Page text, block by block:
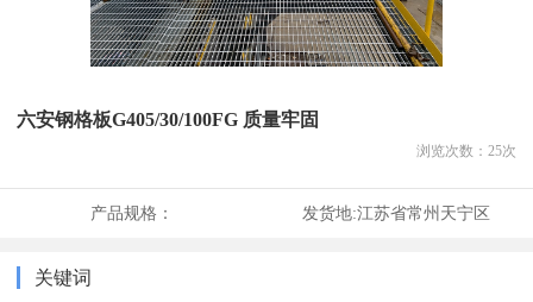
六安钢格板G405/30/100FG 质量牢固
浏览次数： 25次
产品规格： 发货地:江苏省常州天宁区
关键词